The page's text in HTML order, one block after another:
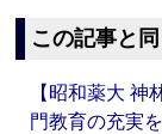
この記事と
【昭和薬大 神
門教育の充実を